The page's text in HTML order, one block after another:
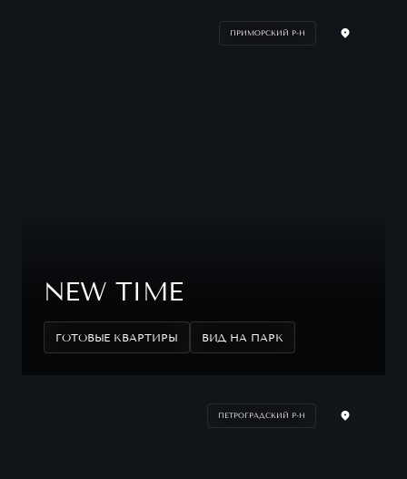
ПРИМОРСКИЙ Р-Н
NEW TIME
ГОТОВЫЕ КВАРТИРЫ ВИД НА ПАРК
ПЕТРОГРАДСКИЙ Р-Н